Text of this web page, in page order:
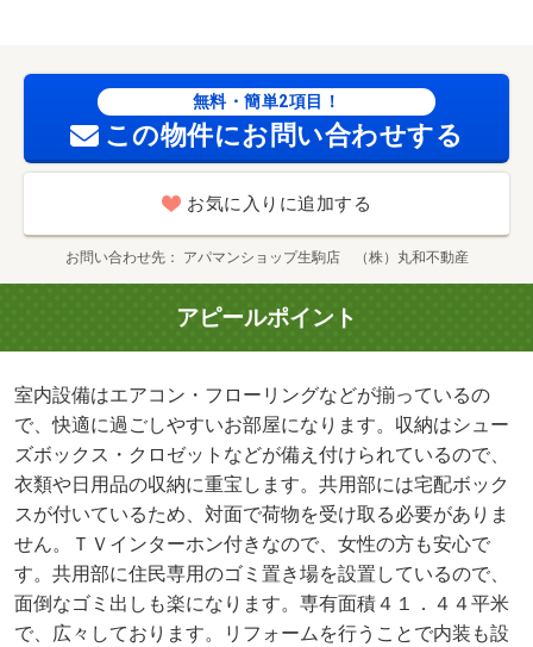
無料・簡単2項目！
この物件にお問い合わせする
お気に入りに追加する
お問い合わせ先 アパマンショップ生駒店 （株）丸和不動産
アピールポイント
室内設備はエアコン・フローリングなどが揃っているの
で、快適に過ごしやすいお部屋になります。収納はシュー
ズボックス・クロゼットなどが備え付けられているので、
衣類や日用品の収納に重宝します。共用部には宅配ボック
スが付いているため、対面で荷物を受け取る必要がありま
せん。ＴＶインターホン付きなので、女性の方も安心で
す。共用部に住民専用のゴミ置き場を設置しているので、
面倒なゴミ出しも楽になります。専有面積４１．４４平米
で、広々しております。リフォームを行うことで内装も設